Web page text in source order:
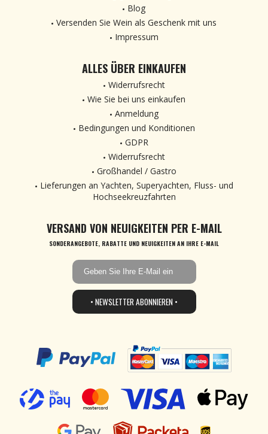
Blog
Versenden Sie Wein als Geschenk mit uns
Impressum
ALLES ÜBER EINKAUFEN
Widerrufsrecht
Wie Sie bei uns einkaufen
Anmeldung
Bedingungen und Konditionen
GDPR
Widerrufsrecht
Großhandel / Gastro
Lieferungen an Yachten, Superyachten, Fluss- und
Hochseekreuzfahrten
VERSAND VON NEUIGKEITEN PER E-MAIL
SONDERANGEBOTE, RABATTE UND NEUIGKEITEN AN IHRE E-MAIL
• NEWSLETTER ABONNIEREN •